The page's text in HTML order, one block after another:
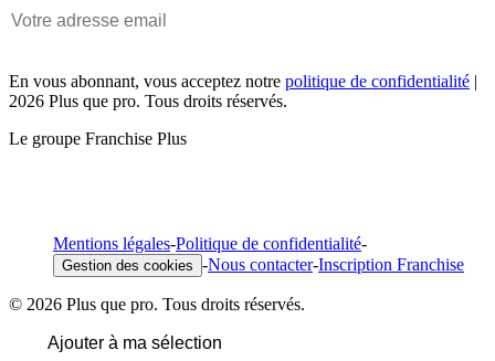
En vous abonnant, vous acceptez notre politique de confidentialité |
2026 Plus que pro. Tous droits réservés.
Le groupe Franchise Plus
Mentions légales-Politique de confidentialité-
Gestion des cookies -Nous contacter-Inscription Franchise
© 2026 Plus que pro. Tous droits réservés.
Ajouter à ma sélection